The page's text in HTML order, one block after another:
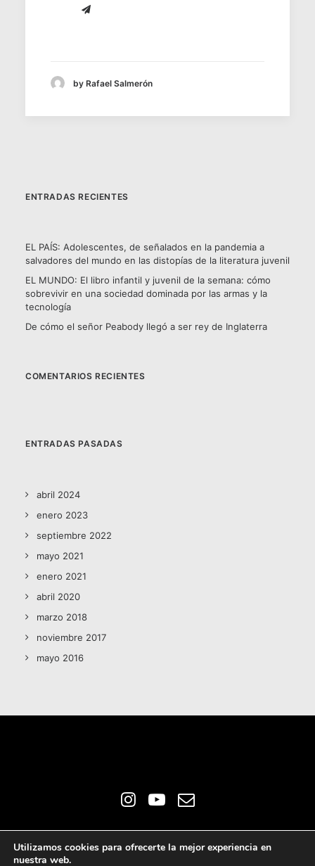
by Rafael Salmerón
ENTRADAS RECIENTES
EL PAÍS: Adolescentes, de señalados en la pandemia a
salvadores del mundo en las distopías de la literatura juvenil
EL MUNDO: El libro infantil y juvenil de la semana: cómo
sobrevivir en una sociedad dominada por las armas y la
tecnología
De cómo el señor Peabody llegó a ser rey de Inglaterra
COMENTARIOS RECIENTES
ENTRADAS PASADAS
abril 2024
enero 2023
septiembre 2022
mayo 2021
enero 2021
abril 2020
marzo 2018
noviembre 2017
mayo 2016
ǀAviso LegalǀPolítica de Cookies
Utilizamos cookies para ofrecerte la mejor experiencia en
nuestra web.